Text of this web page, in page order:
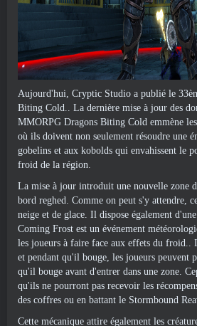
Aujourd'hui, Cryptic Studio a publié le
Biting Cold.. La dernière mise à jour des
MMORPG Dragons Biting Cold emmène
où ils doivent non seulement résoudre une
gobelins et aux kobolds qui envahissent le
froid de la région.
La mise à jour introduit une nouvelle zone
bord reghed. Comme on peut s'y attendre,
neige et de glace. Il dispose également
Coming Frost est un événement
les joueurs à faire face aux effets du froid..
et pendant qu'il bouge, les joueurs peuvent
qu'il bouge avant d'entrer dans une zone.
qu'ils ne pourront pas recevoir les
des coffres ou en battant le Stormbound
Cette mécanique attire également les